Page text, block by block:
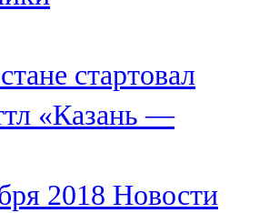
стартовал
«Казань —
2018 Новости